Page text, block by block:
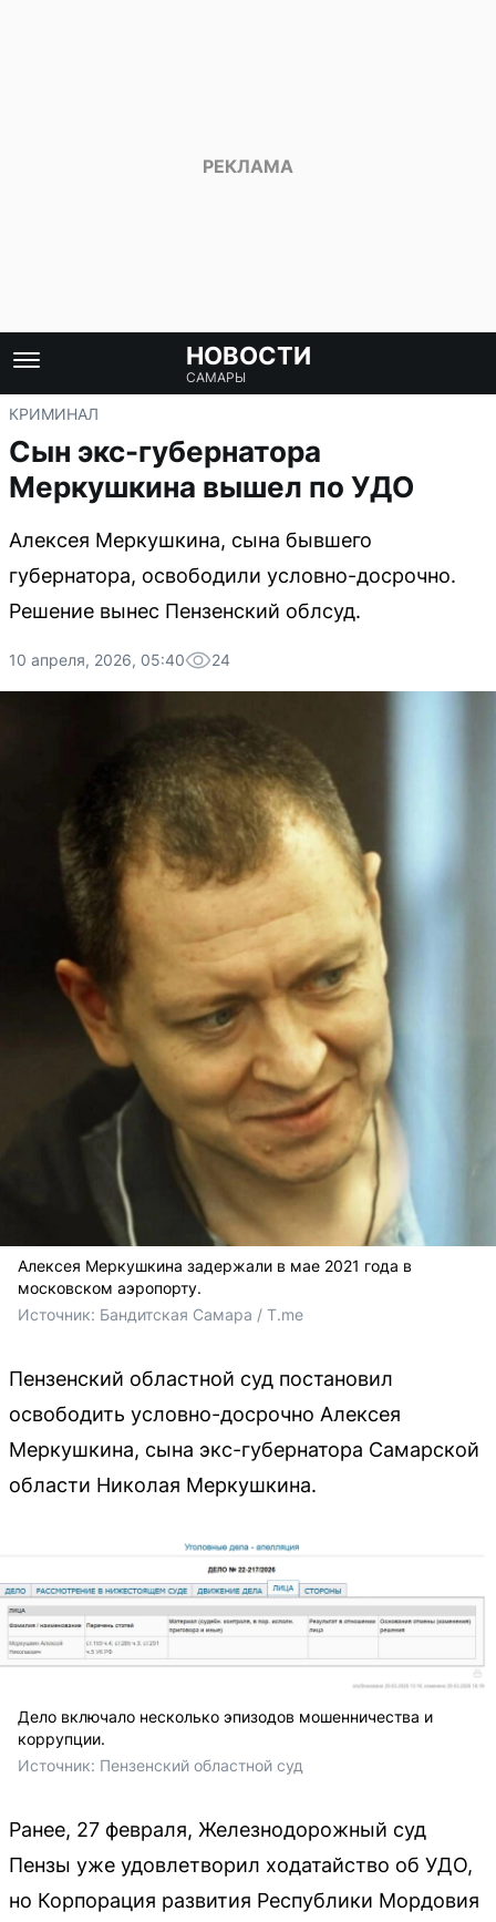
НОВОСТИ
САМАРЫ
КРИМИНАЛ
Сын экс-губернатора
Меркушкина вышел по УДО
Алексея Меркушкина, сына бывшего
губернатора, освободили условно-досрочно.
Решение вынес Пензенский облсуд.
10 апреля, 2026, 05:40 24
Алексея Меркушкина задержали в мае 2021 года в
московском аэропорту.
Источник: Бандитская Самара / T.me
Пензенский областной суд постановил
освободить условно-досрочно Алексея
Меркушкина, сына экс-губернатора Самарской
области Николая Меркушкина.
Дело включало несколько эпизодов мошенничества и
коррупции.
Источник: Пензенский областной суд
Ранее, 27 февраля, Железнодорожный суд
Пензы уже удовлетворил ходатайство об УДО,
но Корпорация развития Республики Мордовия